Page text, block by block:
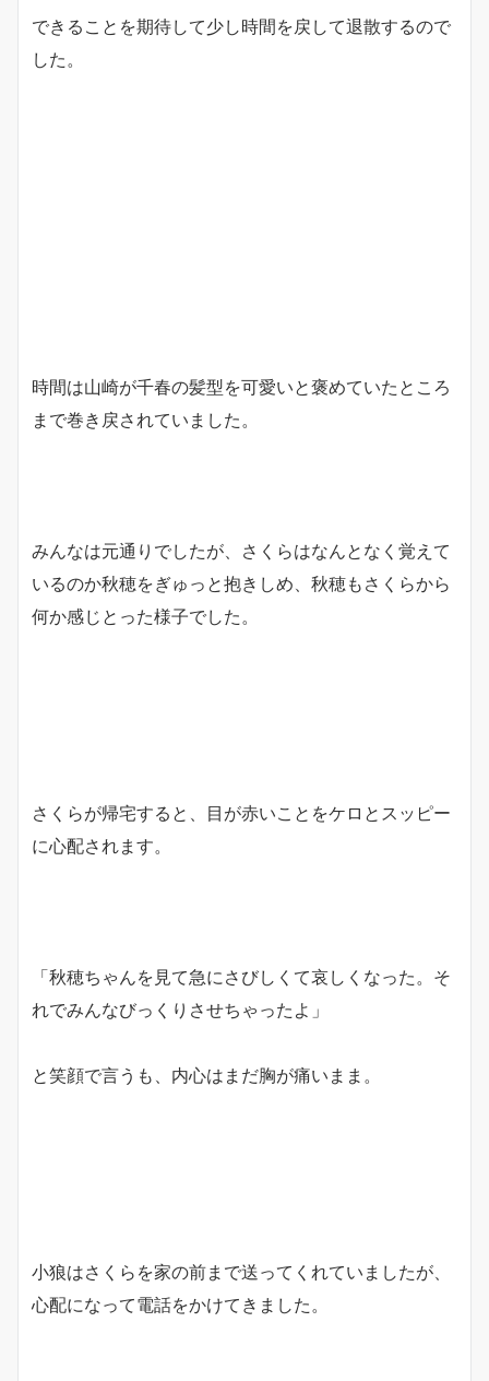
できることを期待して少し時間を戻して退散するので
した。
時間は山崎が千春の髪型を可愛いと褒めていたところ
まで巻き戻されていました。
みんなは元通りでしたが、さくらはなんとなく覚えて
いるのか秋穂をぎゅっと抱きしめ、秋穂もさくらから
何か感じとった様子でした。
さくらが帰宅すると、目が赤いことをケロとスッピー
に心配されます。
「秋穂ちゃんを見て急にさびしくて哀しくなった。そ
れでみんなびっくりさせちゃったよ」
と笑顔で言うも、内心はまだ胸が痛いまま。
小狼はさくらを家の前まで送ってくれていましたが、
心配になって電話をかけてきました。